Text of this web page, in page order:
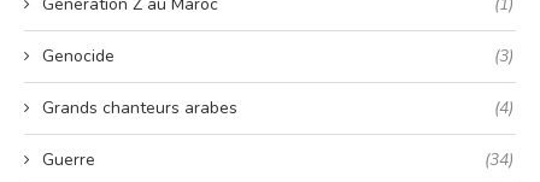
Generation Z au Maroc (1)
Genocide (3)
Grands chanteurs arabes (4)
Guerre (34)